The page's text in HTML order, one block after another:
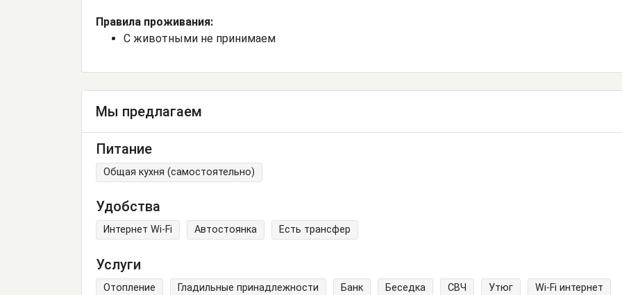
Правила проживания:
С животными не принимаем
Мы предлагаем
Питание
Общая кухня (самостоятельно)
Удобства
Интернет Wi-Fi Автостоянка Есть трансфер
Услуги
Отопление Гладильные принадлежности Банк Беседка СВЧ Утюг Wi-Fi интернет